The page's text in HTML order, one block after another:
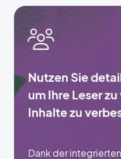
Nutzen Sie
um Ihre Leser
Inhalte zu
Dank der